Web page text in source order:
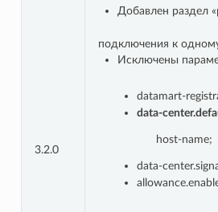
3.2.0
Добавлен раздел
подключения к
Исключены
datamart-
data-
host-name;
data-